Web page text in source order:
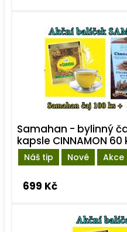
Náš tip Nové Akce
Samahan - bylinný
kapsle CINNAMON 60
699 Kč